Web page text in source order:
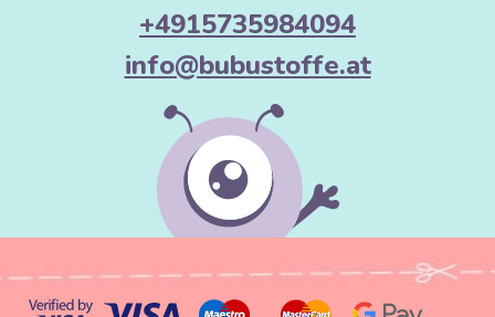
+4915735984094
info@bubustoffe.at